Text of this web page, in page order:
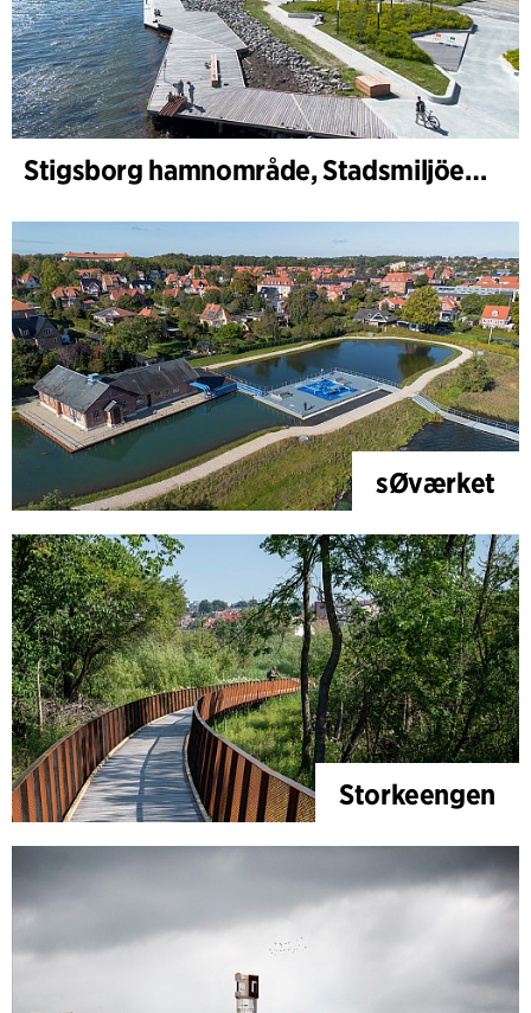
Stigsborg hamnområde, Stadsmiljöer och Landskap
sØværket
Storkeengen